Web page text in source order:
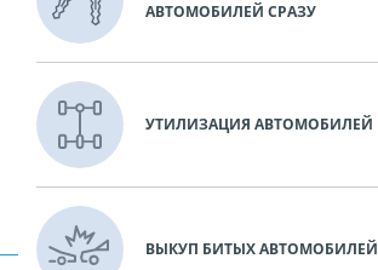
АВТОМОБИЛЕЙ СРАЗУ
УТИЛИЗАЦИЯ АВТОМОБИЛЕЙ
ВЫКУП БИТЫХ АВТОМОБИЛЕЙ